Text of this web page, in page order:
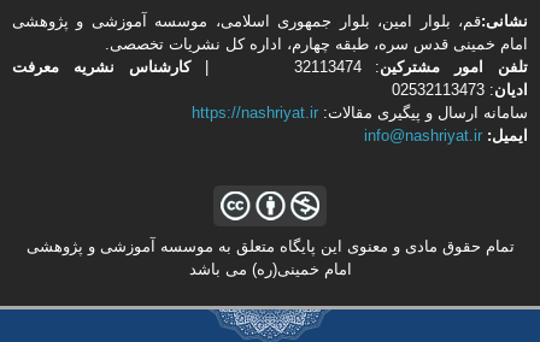
نشانی:قم، بلوار امین، بلوار جمهوری اسلامی، موسسه آموزشی و پژوهشی
امام خمینی قدس سره، طبقه چهارم، اداره كل نشریات تخصصی.
تلفن
امور مشتركین: 32113474 |
کارشناس نشریه معرفت
ادیان: 02532113473
سامانه ارسال و پیگیری مقالات: https://nashriyat.ir
ایمیل: info@nashriyat.ir
تمام حقوق مادی و معنوی این پایگاه متعلق به موسسه آموزشی و پژوهشی
امام خمینی(ره) می باشد